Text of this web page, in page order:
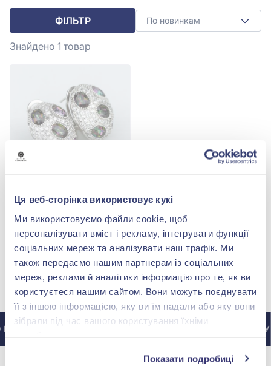
Ця веб-сторінка використовує кукі
Ми використовуємо файли cookie, щоб
персоналізувати вміст і рекламу, інтегрувати функції
соціальних мереж та аналізувати наш трафік. Ми
також передаємо нашим партнерам із соціальних
мереж, реклами й аналітики інформацію про те, як ви
користуєтеся нашим сайтом. Вони можуть поєднувати
її з іншою інформацією, яку ви їм надали або яку вони
зібрали під час вашого користування їхніми
Показати подробиці
ФІЛЬТР По новинкам
Знайдено 1 товар
Срiбнi Сережки з
Немає в наявності
МИ У INSTAGRAM
@ZOLOTAKOROLEVA ДО ІНСТАГРАМУ